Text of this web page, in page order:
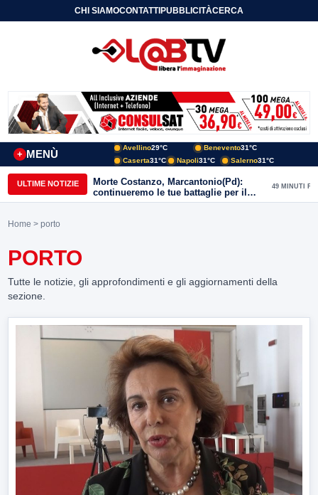
CHI SIAMOCONTATTIPUBBLICITÀCERCA
MENÙ
+
Avellino29°C Benevento31°C
Caserta31°C Napoli31°C Salerno31°C
ULTIME NOTIZIE
Morte Costanzo, Marcantonio(Pd):
continueremo le tue battaglie per il
Sannio
49 MINUTI FA
Home > porto
PORTO
Tutte le notizie, gli approfondimenti e gli aggiornamenti della
sezione.